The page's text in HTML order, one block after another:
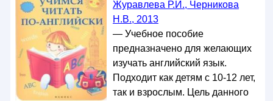
Журавлева Р.И., Черникова
Н.В., 2013
— Учебное пособие
предназначено для желающих
изучать английский язык.
Подходит как детям с 10-12 лет,
так и взрослым. Цель данного